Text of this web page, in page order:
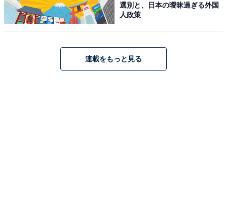
南海バスJR津久野駅行き｢小代｣下車徒歩10分。車の場合
は泉北2号線「阪和道堺インターチェンジ」を南へ1キ
選別と、日本の曖昧過ぎる外国
人政策
連載をもっと見る